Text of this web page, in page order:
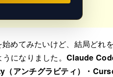
始めてみたいけど、結局どれ
になりました。Claude
アンチグラビティ）・